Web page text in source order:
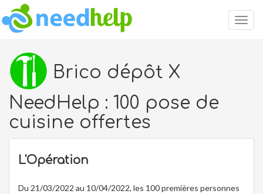
Brico dépôt X
NeedHelp : 100 pose de
cuisine offertes
L'Opération
Du 21/03/2022 au 10/04/2022, les 100 premières personnes